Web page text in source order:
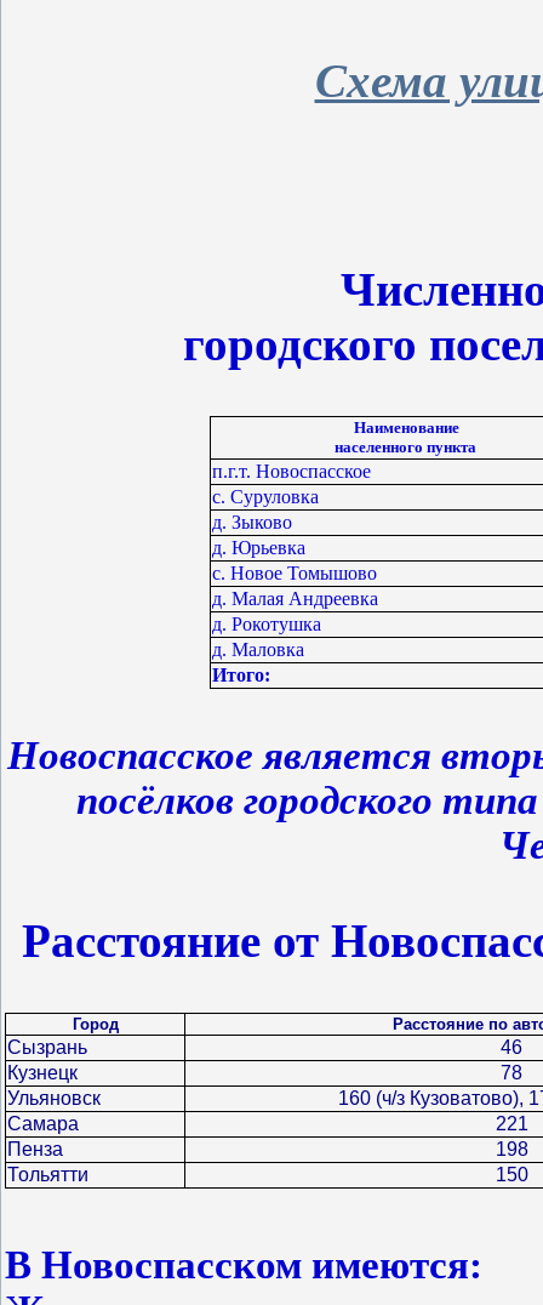
Схема
городского
Наименование
населенного пункта
п.г.т. Новоспасское
с. Суруловка
д. Зыково
д. Юрьевка
с. Новое Томышово
д. Малая Андреевка
д. Рокотушка
д. Маловка
Итого:
Новоспасское является
посёлков городского
Расстояние от
Город Расстояние по
Сызрань
46
Кузнецк
78
Ульяновск
160 (ч/з Кузоватово),
Самара
221
Пенза
198
Тольятти
150
В Новоспасском имеются: